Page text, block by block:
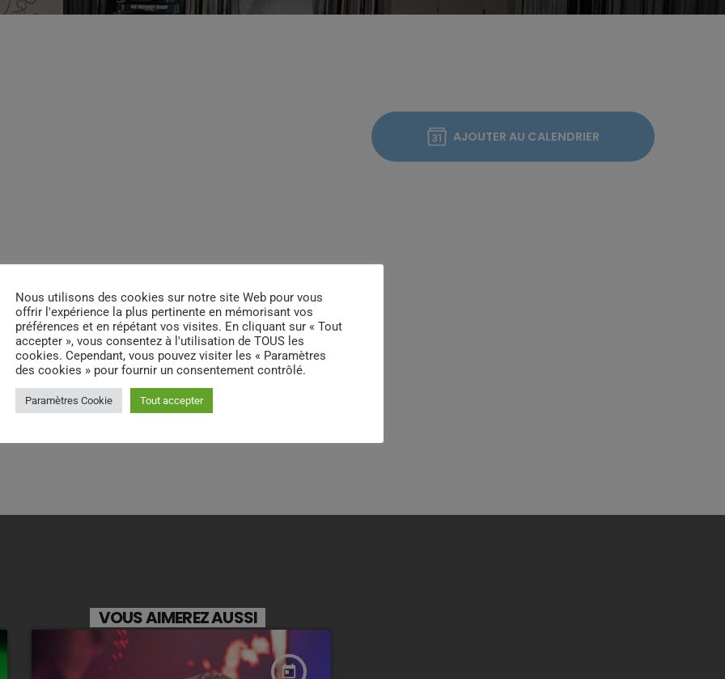
- 21H
RATE IT
AJOUTER AU CALENDRIER
VOUS AIMEREZ AUSSI
today
Nous utilisons des cookies sur notre site Web pour vous
offrir l'expérience la plus pertinente en mémorisant vos
préférences et en répétant vos visites. En cliquant sur « Tout
accepter », vous consentez à l'utilisation de TOUS les
cookies. Cependant, vous pouvez visiter les « Paramètres
des cookies » pour fournir un consentement contrôlé.
Paramètres Cookie Tout accepter